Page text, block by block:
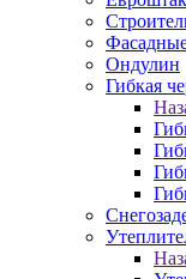
Ондулин
Гибкая